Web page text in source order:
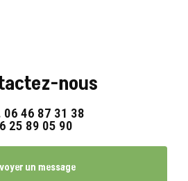
nous
06 46 87 31 38
25 89 05 90
un message